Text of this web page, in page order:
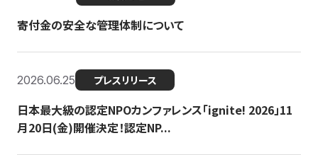
寄付金の安全な管理体制について
2026.06.25 プレスリリース
日本最大級の認定NPOカンファレンス「ignite! 2026」11
月20日(金)開催決定！認定NP...